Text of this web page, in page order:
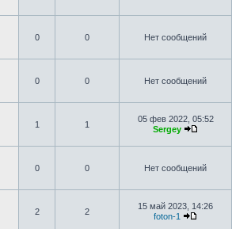
0 0 Нет сообщений
0 0 Нет сообщений
1 1
05 фев 2022, 05:52
Sergey
0 0 Нет сообщений
2 2
15 май 2023, 14:26
foton-1